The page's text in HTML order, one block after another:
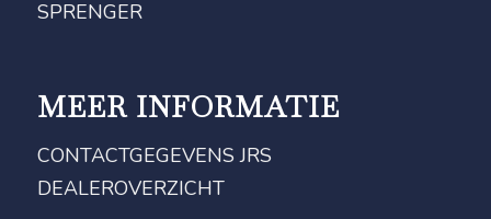
SPRENGER
MEER INFORMATIE
CONTACTGEGEVENS JRS
DEALEROVERZICHT